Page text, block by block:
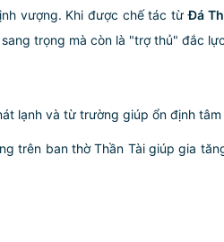
vượng. Khi được chế tác từĐá
trọng mà còn là "trợ thủ" đắc
lạnh và từ trường giúp ổn định
trên ban thờ Thần Tài giúp gia